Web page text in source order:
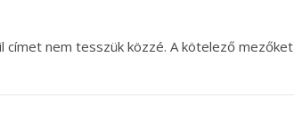
címet nem tesszük közzé. A kötelező mezőket